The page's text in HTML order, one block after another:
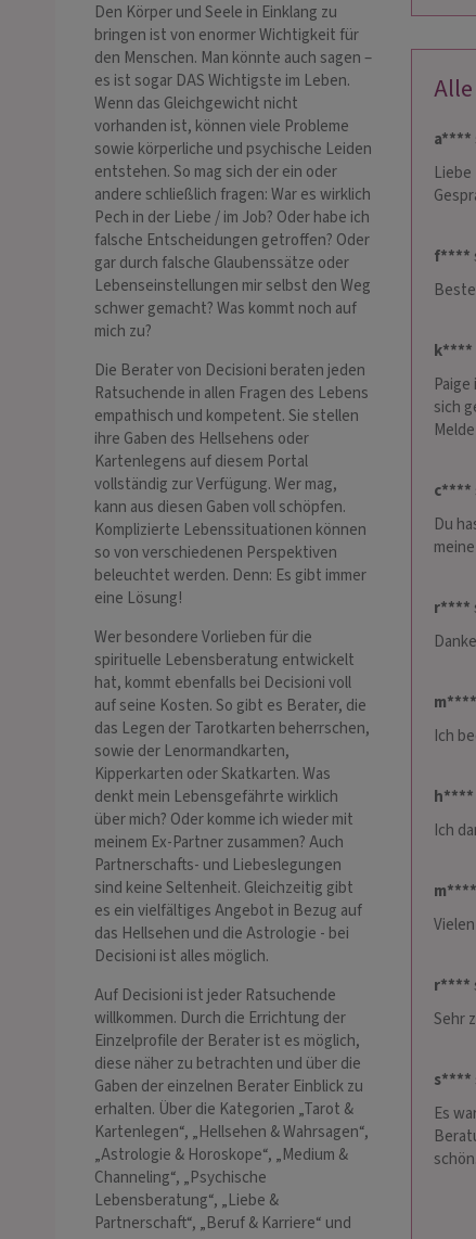
Den Körper und Seele in Einklang zu
bringen ist von enormer Wichtigkeit für
den Menschen. Man könnte auch sagen –
es ist sogar DAS Wichtigste im Leben.
Wenn das Gleichgewicht nicht
vorhanden ist, können viele Probleme
sowie körperliche und psychische Leiden
entstehen. So mag sich der ein oder
andere schließlich fragen: War es wirklich
Pech in der Liebe / im Job? Oder habe ich
falsche Entscheidungen getroffen? Oder
gar durch falsche Glaubenssätze oder
Lebenseinstellungen mir selbst den Weg
schwer gemacht? Was kommt noch auf
mich zu?
Die Berater von Decisioni beraten jeden
Ratsuchende in allen Fragen des Lebens
empathisch und kompetent. Sie stellen
ihre Gaben des Hellsehens oder
Kartenlegens auf diesem Portal
vollständig zur Verfügung. Wer mag,
kann aus diesen Gaben voll schöpfen.
Komplizierte Lebenssituationen können
so von verschiedenen Perspektiven
beleuchtet werden. Denn: Es gibt immer
eine Lösung!
Wer besondere Vorlieben für die
spirituelle Lebensberatung entwickelt
hat, kommt ebenfalls bei Decisioni voll
auf seine Kosten. So gibt es Berater, die
das Legen der Tarotkarten beherrschen,
sowie der Lenormandkarten,
Kipperkarten oder Skatkarten. Was
denkt mein Lebensgefährte wirklich
über mich? Oder komme ich wieder mit
meinem Ex-Partner zusammen? Auch
Partnerschafts- und Liebeslegungen
sind keine Seltenheit. Gleichzeitig gibt
es ein vielfältiges Angebot in Bezug auf
das Hellsehen und die Astrologie - bei
Decisioni ist alles möglich.
Auf Decisioni ist jeder Ratsuchende
willkommen. Durch die Errichtung der
Einzelprofile der Berater ist es möglich,
diese näher zu betrachten und über die
Gaben der einzelnen Berater Einblick zu
erhalten. Über die Kategorien „Tarot &
Kartenlegen“, „Hellsehen & Wahrsagen“,
„Astrologie & Horoskope“, „Medium &
Channeling“, „Psychische
Lebensberatung“, „Liebe &
Partnerschaft“, „Beruf & Karriere“ und
a****
f****
k****
sich
c****
Du
r****
m****
Ich
h****
Ich
m****
r****
Sehr
s****
Es
schön.